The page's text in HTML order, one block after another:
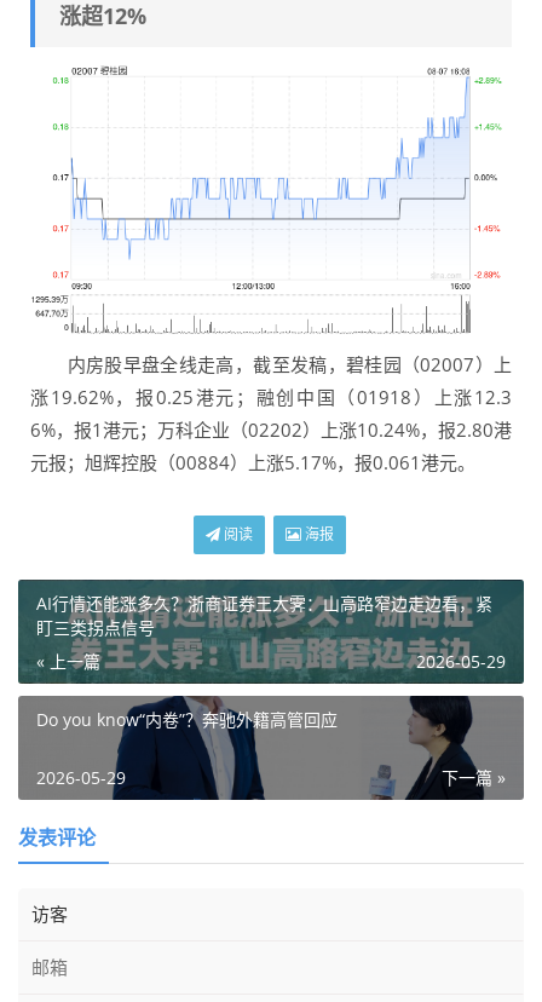
涨超12%
内房股早盘全线走高，截至发稿，碧桂园（02007）上
涨19.62%，报0.25港元；融创中国（01918）上涨12.3
6%，报1港元；万科企业（02202）上涨10.24%，报2.80港
元报；旭辉控股（00884）上涨5.17%，报0.061港元。
阅读 海报
AI行情还能涨多久？浙商证券王大霁：山高路窄边走边看，紧
盯三类拐点信号
« 上一篇
2026-05-29
Do you know“内卷”？奔驰外籍高管回应
下一篇 »
2026-05-29
发表评论